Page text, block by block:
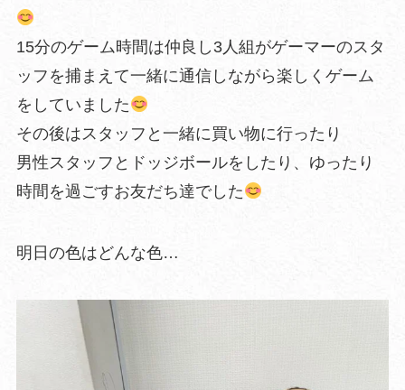
15分のゲーム時間は仲良し3人組がゲーマーのスタ
ッフを捕まえて一緒に通信しながら楽しくゲーム
をしていました
その後はスタッフと一緒に買い物に行ったり
男性スタッフとドッジボールをしたり、ゆったり
時間を過ごすお友だち達でした
明日の色はどんな色…